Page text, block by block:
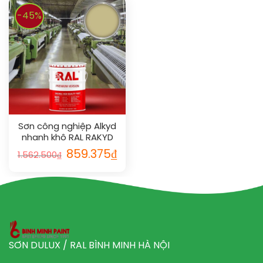
-45%
Sơn công nghiệp Alkyd
nhanh khô RAL RAKYD
QD 1000
1.562.500₫ 859.375₫
SƠN DULUX / RAL BÌNH MINH HÀ NỘI